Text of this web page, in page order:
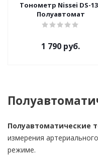
Тонометр Nissei DS-
Полуавтомат
1 790 руб.
Полуавтоматические
измерения
режиме.